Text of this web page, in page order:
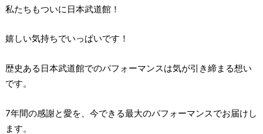
私たちもついに日本武道館！
嬉しい気持ちでいっぱいです！
歴史ある日本武道館でのパフォーマンスは気が引き締まる想い
です。
7年間の感謝と愛を、今できる最大のパフォーマンスでお届けし
ます。